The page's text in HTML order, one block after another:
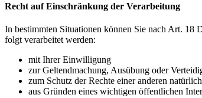
Recht auf Einschränkung der Verarbeitung
In bestimmten Situationen können Sie nach Art. 18
folgt verarbeitet werden:
mit Ihrer Einwilligung
zur Geltendmachung, Ausübung oder
zum Schutz der Rechte einer anderen
aus Gründen eines wichtigen öffentlichen